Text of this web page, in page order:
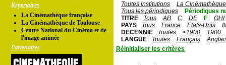
Répertoires
La Cinémathèque française
La Cinémathèque de Toulouse
Centre National du Cinéma et de
l'image animée
Partenaires
Toutes institutions
La
Tous les périodiques
Périodiques
TITRE
Tous AB C DE F
GHI
PAYS
Tous France Etats-Unis
DECENNIE
Toutes <1900
1900
LANGUE
Toutes Français
Réinitialiser les critères